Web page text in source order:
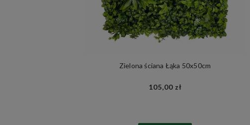
Zielona ściana Łąka 50x50cm
105,00 zł